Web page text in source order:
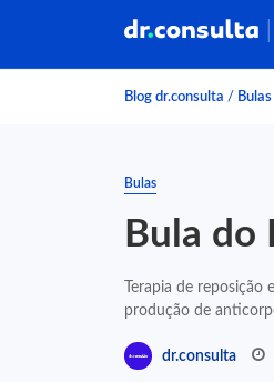
Blog dr.consulta / Bulas
Bulas
Bula do
Terapia de
produção de
dr.consulta